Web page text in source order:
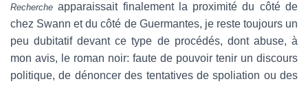
Recherche apparaissait finalement la proximité du côté de
chez Swann et du côté de Guermantes, je reste toujours un
peu dubitatif devant ce type de procédés, dont abuse, à
mon avis, le roman noir: faute de pouvoir tenir un discours
politique, de dénoncer des tentatives de spoliation ou des